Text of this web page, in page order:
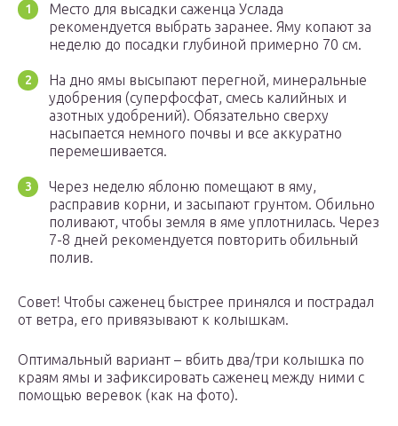
Место для высадки саженца Услада
рекомендуется выбрать заранее. Яму копают за
неделю до посадки глубиной примерно 70 см.
На дно ямы высыпают перегной, минеральные
удобрения (суперфосфат, смесь калийных и
азотных удобрений). Обязательно сверху
насыпается немного почвы и все аккуратно
перемешивается.
Через неделю яблоню помещают в яму,
расправив корни, и засыпают грунтом. Обильно
поливают, чтобы земля в яме уплотнилась. Через
7-8 дней рекомендуется повторить обильный
полив.
Совет! Чтобы саженец быстрее принялся и пострадал
от ветра, его привязывают к колышкам.
Оптимальный вариант – вбить два/три колышка по
краям ямы и зафиксировать саженец между ними с
помощью веревок (как на фото).